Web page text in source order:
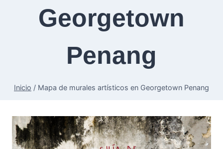
Georgetown
Penang
Inicio / Mapa de murales artísticos en Georgetown Penang